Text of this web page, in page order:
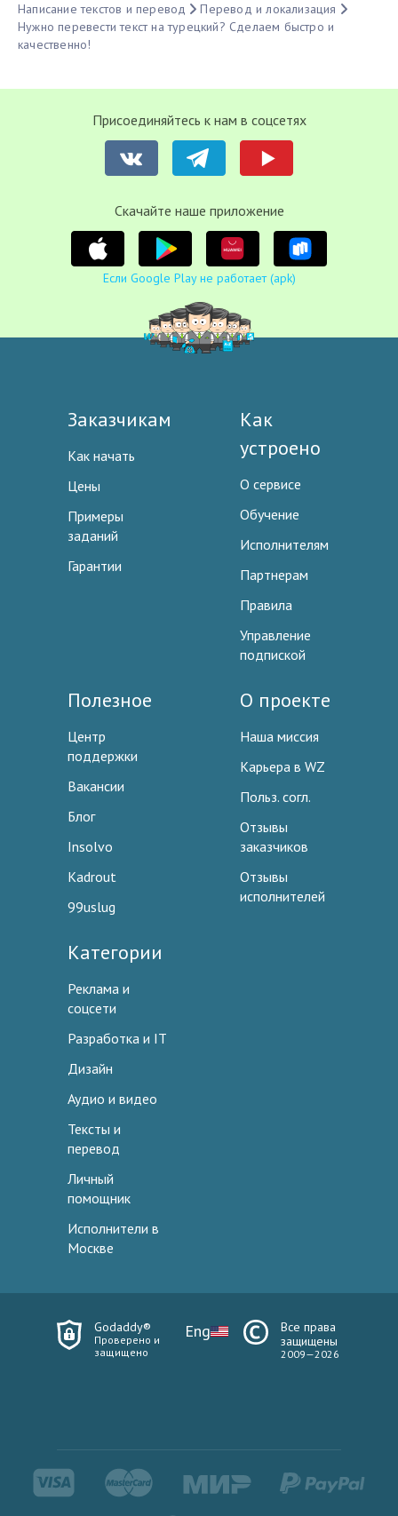
Написание текстов и перевод
Перевод и локализация
Нужно перевести текст на турецкий? Сделаем быстро и
качественно!
Присоединяйтесь к нам в соцсетях
Cкачайте наше приложение
Если Google Play не работает (apk)
Заказчикам
Как начать
Цены
Примеры
заданий
Гарантии
Как
устроено
О сервисе
Обучение
Исполнителям
Партнерам
Правила
Управление
подпиской
Полезное
Центр
поддержки
Вакансии
Блог
Insolvo
Kadrout
99uslug
О проекте
Наша миссия
Карьера в WZ
Польз. согл.
Отзывы
заказчиков
Отзывы
исполнителей
Категории
Реклама и
соцсети
Разработка и IT
Дизайн
Аудио и видео
Тексты и
перевод
Личный
помощник
Исполнители в
Москве
Godaddy®
Проверено и
защищено
Eng
Все права
защищены
2009—2026